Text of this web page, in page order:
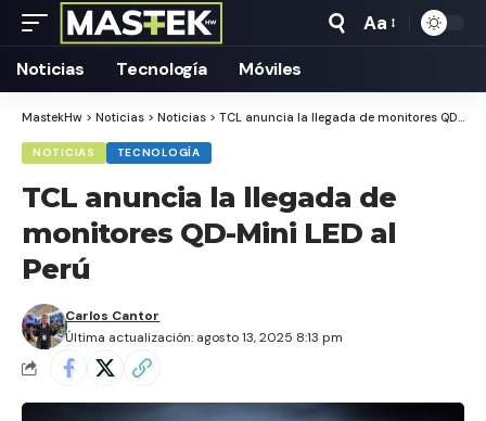
Tamaño
Aa
Noticias Tecnología Móviles
MastekHw > Noticias > Noticias > TCL anuncia la llegada de monitores QD-Mini LED al Perú
NOTICIAS TECNOLOGÍA
TCL anuncia la llegada de
monitores QD-Mini LED al
Perú
Última actualización: agosto 13, 2025 8:13 pm
Carlos Cantor